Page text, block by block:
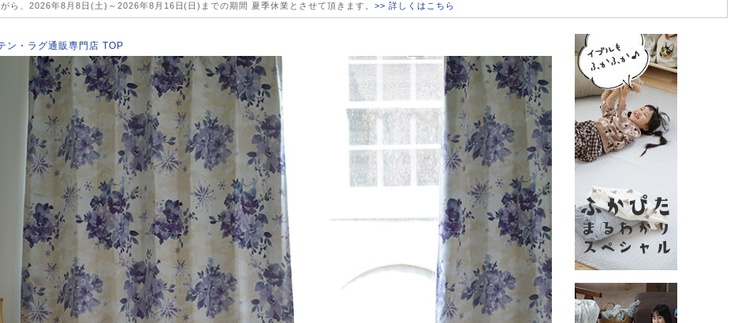
ら、2026年8月8日(土)～2026年8月16日(日)までの期間 夏季休業とさせて頂きます。>> 詳しくはこちら
ン・ラグ通販専門店 TOP